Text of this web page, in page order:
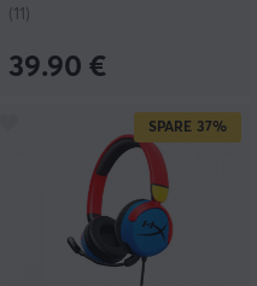
(11)
39.90 €
SPARE 37%